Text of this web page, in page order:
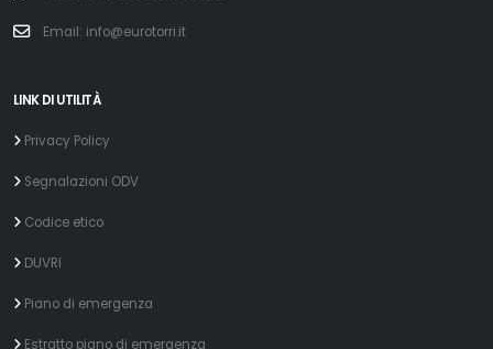
Email: info@eurotorri.it
LINK DI UTILITÀ
Privacy Policy
Segnalazioni ODV
Codice etico
DUVRI
Piano di emergenza
Estratto piano di emergenza